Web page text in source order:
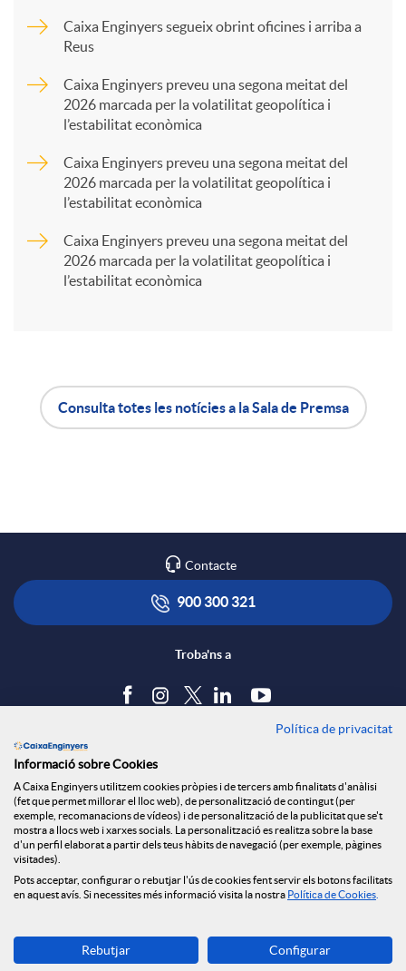
p
a
x
S
o
c
i
Caixa Enginyers segueix obrint oficines i arriba a
Reus
Caixa Enginyers preveu una segona meitat del
2026 marcada per la volatilitat geopolítica i
l’estabilitat econòmica
Caixa Enginyers preveu una segona meitat del
2026 marcada per la volatilitat geopolítica i
l’estabilitat econòmica
Caixa Enginyers preveu una segona meitat del
2026 marcada per la volatilitat geopolítica i
l’estabilitat econòmica
i
c
i
o
n
ó
a
l
a
d
Consulta totes les notícies a la Sala de Premsa
Contacte
900 300 321
Troba'ns a
Política de cookies
Avís legal
Seguretat Online
Canal denúncies
Descarrega-la ara
Banca MOBILE
Política de privacitat
Informació sobre Cookies
A Caixa Enginyers utilitzem cookies pròpies i de tercers amb finalitats d'anàlisi
(fet que permet millorar el lloc web), de personalització de contingut (per
exemple, recomanacions de vídeos) i de personalització de la publicitat que se't
mostra a llocs web i xarxes socials. La personalització es realitza sobre la base
d'un perfil elaborat a partir dels teus hàbits de navegació (per exemple, pàgines
visitades).
Pots acceptar, configurar o rebutjar l'ús de cookies fent servir els botons facilitats
en aquest avís. Si necessites més informació visita la nostra Política de Cookies
Rebutjar Configurar